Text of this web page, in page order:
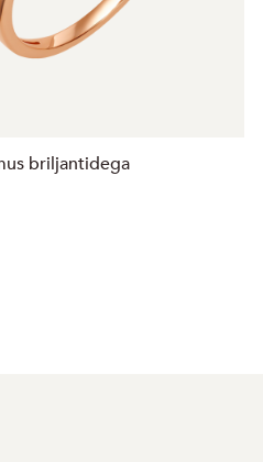
briljantidega